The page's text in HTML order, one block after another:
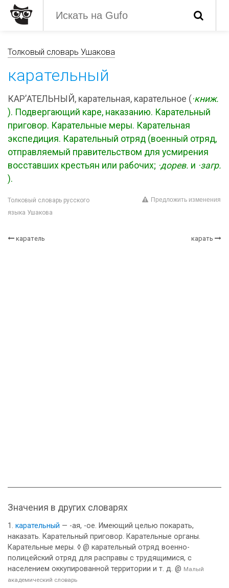
Толковый словарь Ушакова
карательный
КАР’АТЕЛЬНЫЙ, карательная, карательное ( ·книж.
). Подвергающий каре, наказанию. Карательный
приговор. Карательные меры. Карательная
экспедиция. Карательный отряд (военный отряд,
отправляемый правительством для усмирения
восставших крестьян или рабочих; ·дорев. и ·загр.
).
Толковый словарь русского
языка Ушакова
Предложить изменения
каратель карать
Значения в других словарях
карательный — -ая, -ое. Имеющий целью покарать,
наказать. Карательный приговор. Карательные органы.
Карательные меры. ◊ @ карательный отряд военно-
полицейский отряд для расправы с трудящимися, с
населением оккупированной территории и т. д. @ Малый
академический словарь